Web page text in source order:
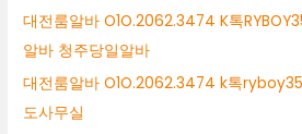
대전룸알바 O1O.2062.3474 K톡
알바 청주당일알바
대전룸알바 O1O.2062.3474 k톡
도사무실